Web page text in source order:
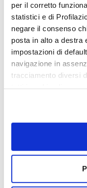
per il corretto
statistici e di
negare il consenso
posta in alto a destra
impostazioni di
navigazione in
tracciamento diversi
su acconsento
qui. Cliccando sul